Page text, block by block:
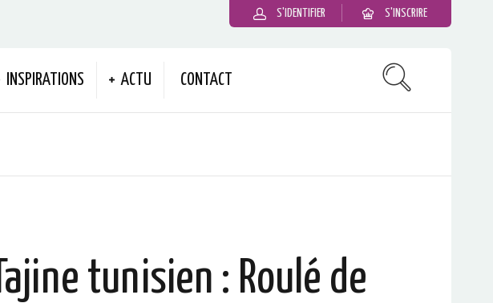
S'IDENTIFIER S'INSCRIRE
INSPIRATIONS ACTU CONTACT
Tajine tunisien : Roulé de